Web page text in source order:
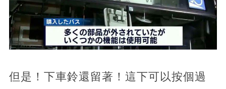
但是！下車鈴還留著！這下可以按個過